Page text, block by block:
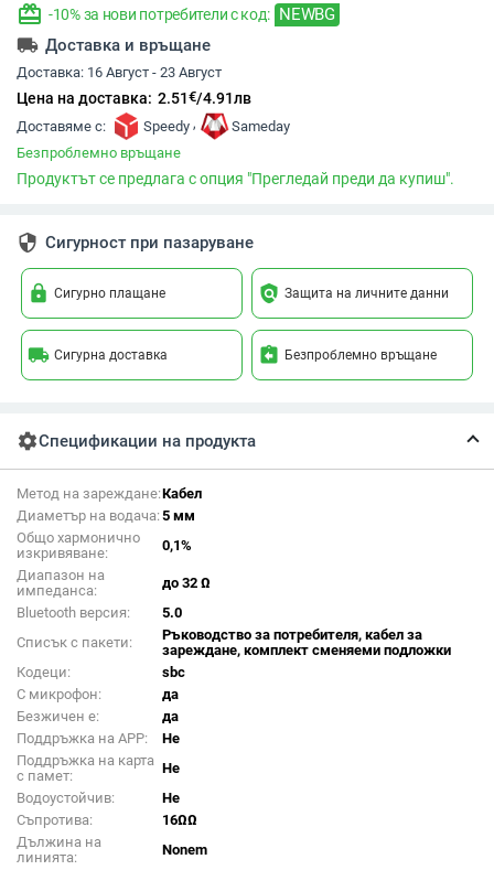
redeem -10% за нови потребители с код: NEWBG
local_shipping Доставка и връщане
Доставка: 16 Август - 23 Август
Цена на доставка: 2.51€/4.91лв
Доставяме с: Speedy ,
Sameday
Безпроблемно връщане
Продуктът се предлага с опция "Прегледай преди да купиш".
security Сигурност при пазаруване
lock Сигурно плащане policy Защита на личните данни
local_shipping Сигурна доставка assignment_return Безпроблемно връщане
settingsСпецификации на продукта
Метод на зареждане:Кабел
Диаметър на водача: 5 мм
Общо хармонично
изкривяване:
0,1%
Диапазон на
импеданса:
до 32 Ω
Bluetooth версия:
5.0
Списък с пакети:
Ръководство за потребителя, кабел за
зареждане, комплект сменяеми подложки
Кодеци:
sbc
С микрофон:
да
Безжичен е:
да
Поддръжка на APP:
Не
Поддръжка на карта
с памет:
Не
Водоустойчив:
Не
Съпротива:
16ΩΩ
Дължина на
линията:
Nonem